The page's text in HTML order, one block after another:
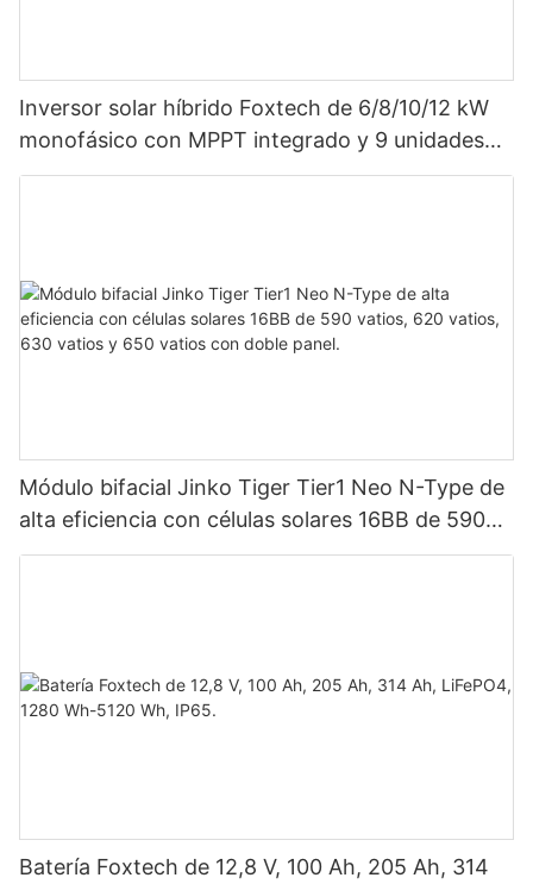
Inversor solar híbrido Foxtech de 6/8/10/12 kW
monofásico con MPPT integrado y 9 unidades
en paralelo para sistema fotovoltaico.
Módulo bifacial Jinko Tiger Tier1 Neo N-Type de
alta eficiencia con células solares 16BB de 590
vatios, 620 vatios, 630 vatios y 650 vatios con
Batería Foxtech de 12,8 V, 100 Ah, 205 Ah, 314